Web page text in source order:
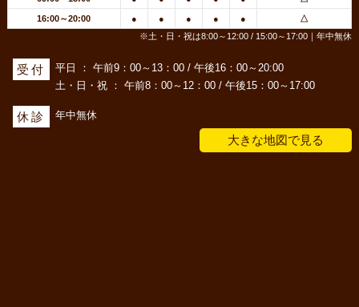
16:00～20:00 ● ● ● ● ●
△
※土・日・祝は8:00～12:00 / 15:00～17:00｜年中無休
受付
平日 ： 午前9：00～13：00 / 午後16：00～20:00
土・日・祝 ： 午前8：00～12：00 / 午後15：00～17:00
休診 年中無休
大きな地図で見る